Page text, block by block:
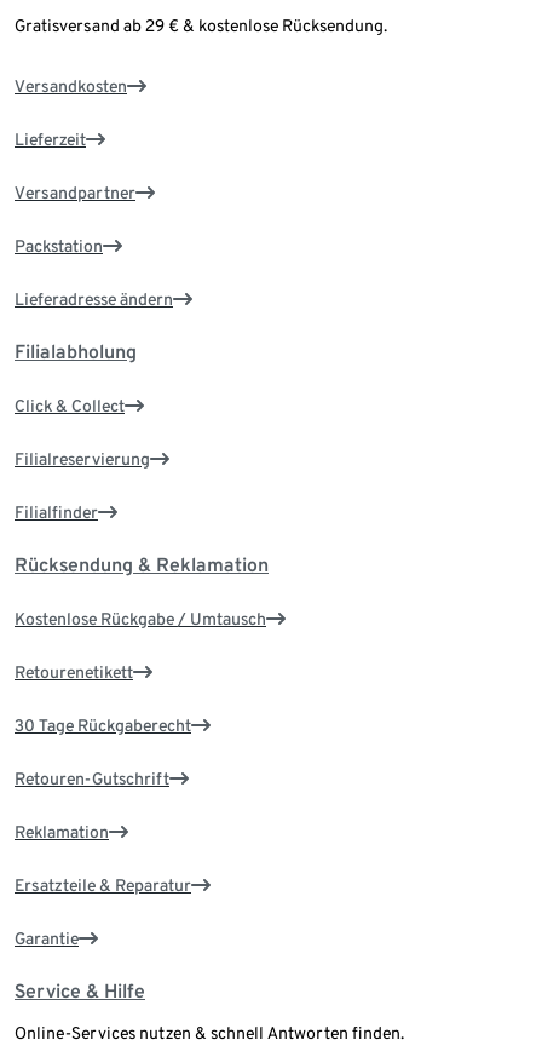
Gratisversand ab 29 € & kostenlose Rücksendung.
Versandkosten
Lieferzeit
Versandpartner
Packstation
Lieferadresse ändern
Filialabholung
Click & Collect
Filialreservierung
Filialfinder
Rücksendung & Reklamation
Kostenlose Rückgabe / Umtausch
Retourenetikett
30 Tage Rückgaberecht
Retouren-Gutschrift
Reklamation
Ersatzteile & Reparatur
Garantie
Service & Hilfe
Online-Services nutzen & schnell Antworten finden.